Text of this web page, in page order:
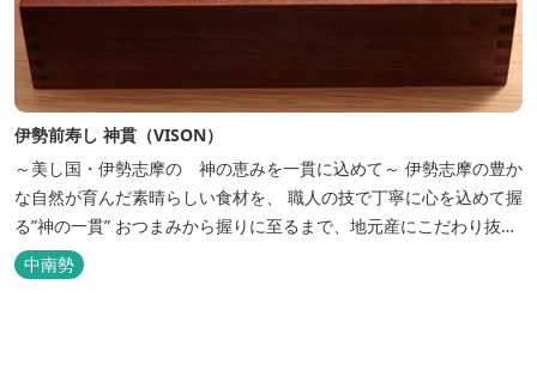
伊勢前寿し 神貫（VISON）
～美し国・伊勢志摩の 神の恵みを一貫に込めて～ 伊勢志摩の豊か
な自然が育んだ素晴らしい食材を、 職人の技で丁寧に心を込めて握
る”神の一貫” おつまみから握りに至るまで、地元産にこだわり抜い
た、 この地でしか味わえない本物の”伊勢前寿し”をご堪能下さい
中南勢